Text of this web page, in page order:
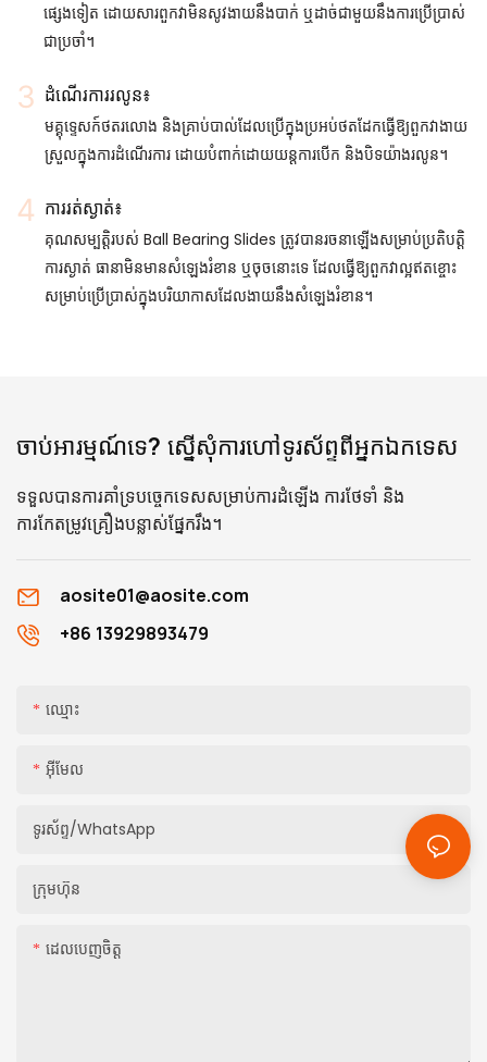
ផ្សេងទៀត ដោយសារពួកវាមិនសូវងាយនឹងបាក់ ឬដាច់ជាមួយនឹងការប្រើប្រាស់
ជាប្រចាំ។
ដំណើរការរលូន៖
មគ្គុទ្ទេសក៍ថតរលោង និងគ្រាប់បាល់ដែលប្រើក្នុងប្រអប់ថតដែកធ្វើឱ្យពួកវាងាយ
ស្រួលក្នុងការដំណើរការ ដោយបំពាក់ដោយយន្តការបើក និងបិទយ៉ាងរលូន។
ការរត់ស្ងាត់៖
គុណសម្បត្តិរបស់ Ball Bearing Slides ត្រូវបានរចនាឡើងសម្រាប់ប្រតិបត្តិ
ការស្ងាត់ ធានាមិនមានសំឡេងរំខាន ឬចុចនោះទេ ដែលធ្វើឱ្យពួកវាល្អឥតខ្ចោះ
សម្រាប់ប្រើប្រាស់ក្នុងបរិយាកាសដែលងាយនឹងសំឡេងរំខាន។
ចាប់អារម្មណ៍ទេ? ស្នើសុំការហៅទូរស័ព្ទពីអ្នកឯកទេស
ទទួលបានការគាំទ្របច្ចេកទេសសម្រាប់ការដំឡើង ការថែទាំ និង
ការកែតម្រូវគ្រឿងបន្លាស់ផ្នែករឹង។
aosite01@aosite.com
+86 13929893479
ឈ្មោះ
អ៊ីមែល
ទូរស័ព្ទ/whatsApp
ក្រុមហ៊ុន
ដេលបេញចិត្ដ